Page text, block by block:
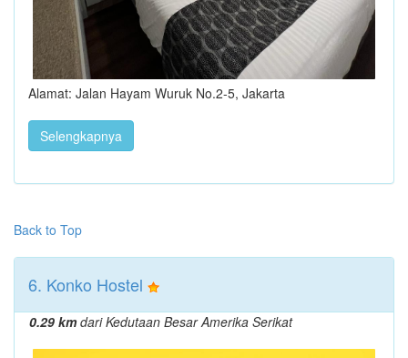
Alamat: Jalan Hayam Wuruk No.2-5, Jakarta
Selengkapnya
Back to Top
6. Konko Hostel
0.29 kmdari Kedutaan Besar Amerika Serikat